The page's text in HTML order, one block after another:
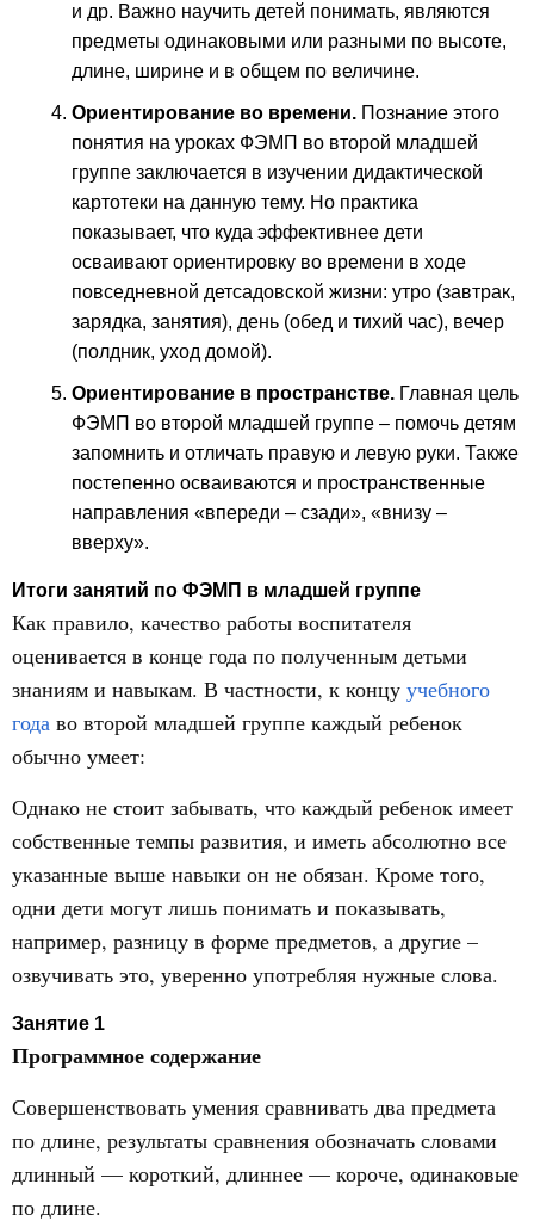
и др. Важно научить детей понимать, являются
предметы одинаковыми или разными по высоте,
длине, ширине и в общем по величине.
Ориентирование во времени. Познание этого
понятия на уроках ФЭМП во второй младшей
группе заключается в изучении дидактической
картотеки на данную тему. Но практика
показывает, что куда эффективнее дети
осваивают ориентировку во времени в ходе
повседневной детсадовской жизни: утро (завтрак,
зарядка, занятия), день (обед и тихий час), вечер
(полдник, уход домой).
Ориентирование в пространстве. Главная цель
ФЭМП во второй младшей группе – помочь детям
запомнить и отличать правую и левую руки. Также
постепенно осваиваются и пространственные
направления «впереди – сзади», «внизу –
вверху».
Итоги занятий по ФЭМП в младшей группе
Как правило, качество работы воспитателя
оценивается в конце года по полученным детьми
знаниям и навыкам. В частности, к концу учебного
года во второй младшей группе каждый ребенок
обычно умеет:
Однако не стоит забывать, что каждый ребенок имеет
собственные темпы развития, и иметь абсолютно все
указанные выше навыки он не обязан. Кроме того,
одни дети могут лишь понимать и показывать,
например, разницу в форме предметов, а другие –
озвучивать это, уверенно употребляя нужные слова.
Занятие 1
Программное содержание
Совершенствовать умения сравнивать два предмета
по длине, результаты сравнения обозначать словами
длинный — короткий, длиннее — короче, одинаковые
по длине.